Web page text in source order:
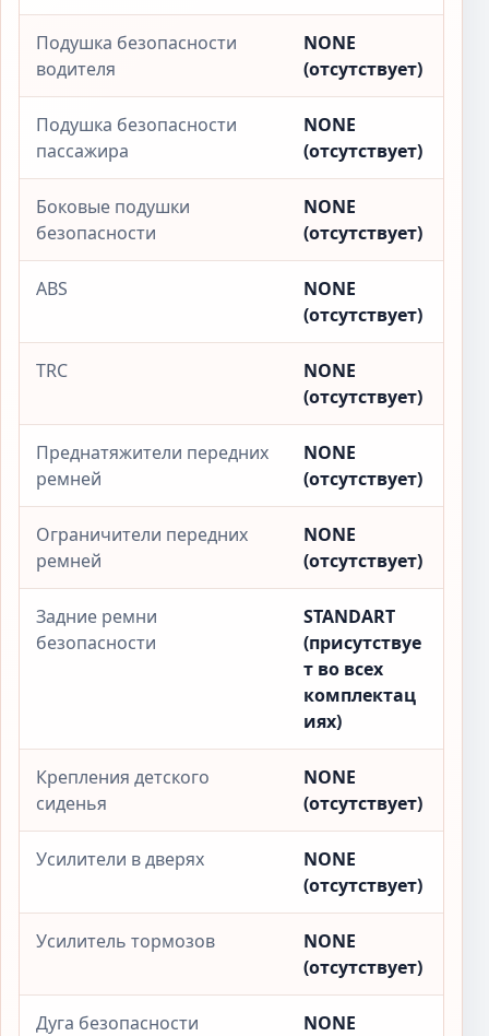
Подушка безопасности
водителя
NONE
(отсутствует)
Подушка безопасности
пассажира
NONE
(отсутствует)
Боковые подушки
безопасности
NONE
(отсутствует)
ABS
NONE
(отсутствует)
TRC
NONE
(отсутствует)
Преднатяжители передних
ремней
NONE
(отсутствует)
Ограничители передних
ремней
NONE
(отсутствует)
Задние ремни
безопасности
STANDART
(присутствуе
т во всех
комплектац
иях)
Крепления детского
сиденья
NONE
(отсутствует)
Усилители в дверях
NONE
(отсутствует)
Усилитель тормозов
NONE
(отсутствует)
Дуга безопасности
NONE